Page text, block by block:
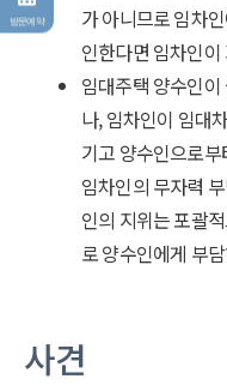
가 아니므로 임차
인한다면 임차인
임대주택 양수인
나, 임차인이 임대
기고 양수인으로
임차인의 무자력
인의 지위는 포괄
로 양수인에게 부
사견
방문예약